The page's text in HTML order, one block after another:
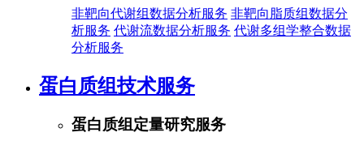
非靶向代谢组数据分析服务 非靶向脂质组数据分
析服务 代谢流数据分析服务 代谢多组学整合数据
分析服务
蛋白质组技术服务
蛋白质组定量研究服务